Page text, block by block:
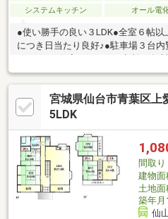
システムキッチン
オール電
●使い勝手の良い３LDK●全室６帖
につき日当たり良好♪●駐車場３台内
宮城県仙台市青葉区上
5LDK
間取り
建物面
土地面
築年月
仙